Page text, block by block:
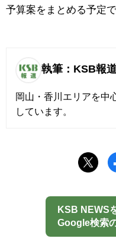
予算案をまとめる予定で
執筆：KSB報
岡山・香川エリアを中
しています。
KSB NEWS
Google検索